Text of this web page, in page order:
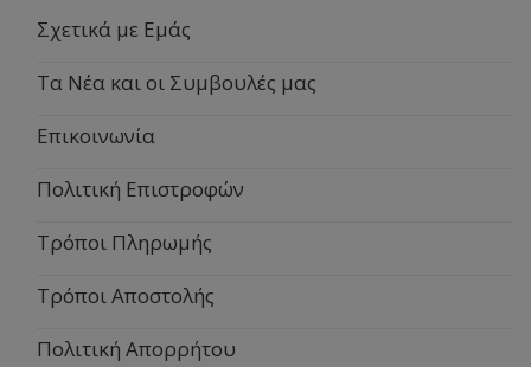
Σχετικά με Εμάς
Τα Νέα και οι Συμβουλές μας
Επικοινωνία
Πολιτική Επιστροφών
Τρόποι Πληρωμής
Τρόποι Αποστολής
Πολιτική Απορρήτου